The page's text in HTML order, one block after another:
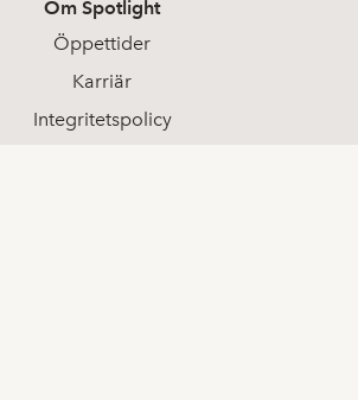
Om Spotlight
Öppettider
Karriär
Integritetspolicy